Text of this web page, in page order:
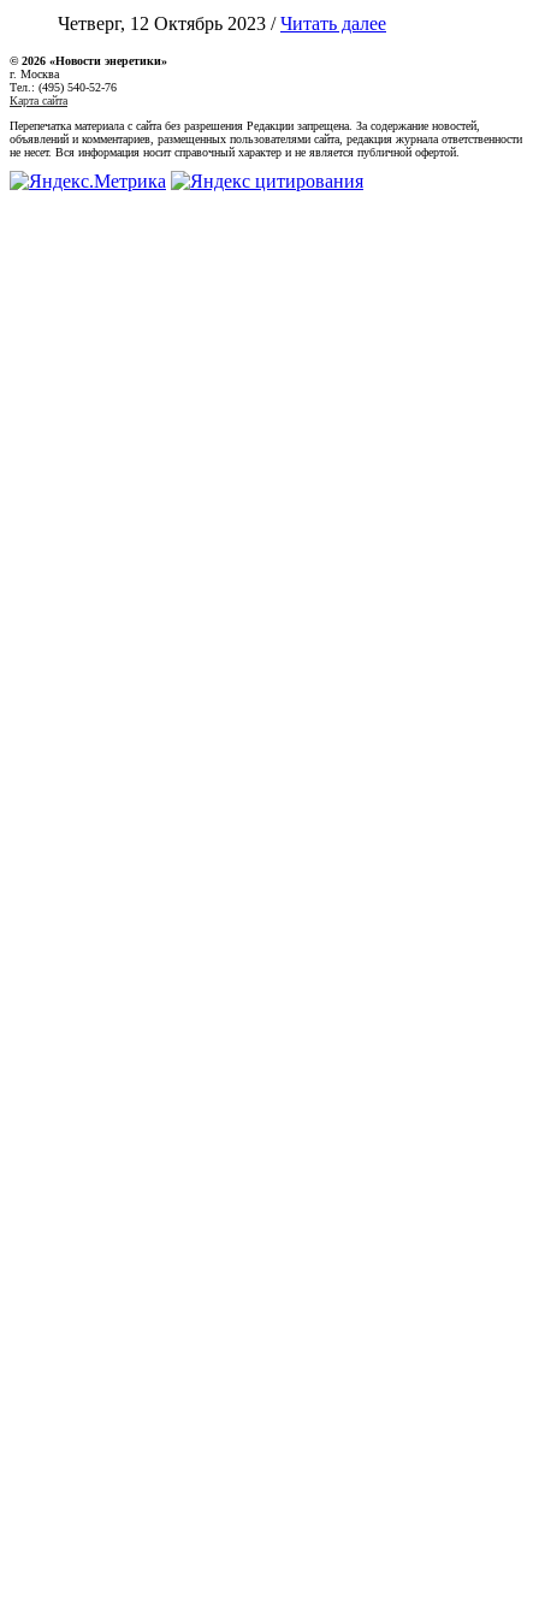
Четверг, 12 Октябрь 2023 /Читать далее
© 2026 «Новости энеретики»
г. Москва
Тел.: (495) 540-52-76
Карта сайта
Перепечатка материала с сайта без разрешения Редакции запрещена. За содержание новостей,
объявлений и комментариев, размещенных пользователями сайта, редакция журнала ответственности
не несет. Вся информация носит справочный характер и не является публичной офертой.